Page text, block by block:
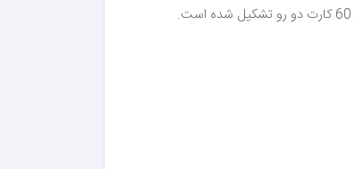
برای کودکان پیش دبستانی می‌باشد. این بسته‌ی اموزشی از 60 کارت دو رو تشکیل شده است.